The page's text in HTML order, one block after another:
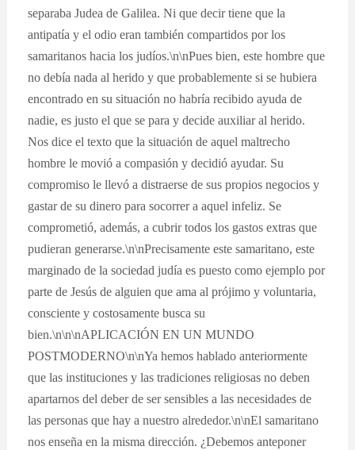
separaba Judea de Galilea. Ni que decir tiene que la
antipatía y el odio eran también compartidos por los
samaritanos hacia los judíos.\n\nPues bien, este hombre que
no debía nada al herido y que probablemente si se hubiera
encontrado en su situación no habría recibido ayuda de
nadie, es justo el que se para y decide auxiliar al herido.
Nos dice el texto que la situación de aquel maltrecho
hombre le movió a compasión y decidió ayudar. Su
compromiso le llevó a distraerse de sus propios negocios y
gastar de su dinero para socorrer a aquel infeliz. Se
comprometió, además, a cubrir todos los gastos extras que
pudieran generarse.\n\nPrecisamente este samaritano, este
marginado de la sociedad judía es puesto como ejemplo por
parte de Jesús de alguien que ama al prójimo y voluntaria,
consciente y costosamente busca su
bien.\n\n\nAPLICACIÓN EN UN MUNDO
POSTMODERNO\n\nYa hemos hablado anteriormente
que las instituciones y las tradiciones religiosas no deben
apartarnos del deber de ser sensibles a las necesidades de
las personas que hay a nuestro alrededor.\n\nEl samaritano
nos enseña en la misma dirección. ¿Debemos anteponer